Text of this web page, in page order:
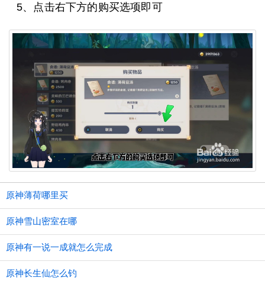
5、点击右下方的购买选项即可
原神薄荷哪里买
原神雪山密室在哪
原神有一说一成就怎么完成
原神长生仙怎么钓